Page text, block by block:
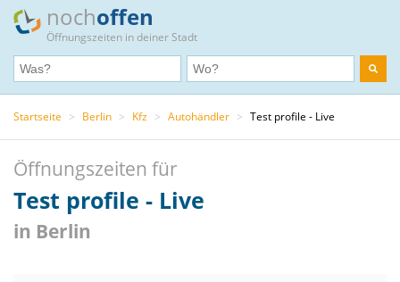
nochoffen
Öffnungszeiten in deiner Stadt
Startseite > Berlin > Kfz > Autohändler > Test profile - Live
Öffnungszeiten für
Test profile - Live
in Berlin